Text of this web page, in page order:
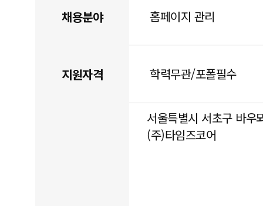
채용분야 홈페이지 관리
지원자격 학력무관/포폴필수
서울특별시 서초구 바
(주)타임즈코어